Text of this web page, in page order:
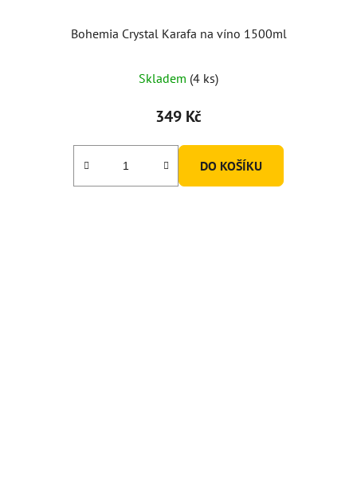
Bohemia Crystal Karafa na víno 1500ml
Skladem (4 ks)
349 Kč
DO KOŠÍKU